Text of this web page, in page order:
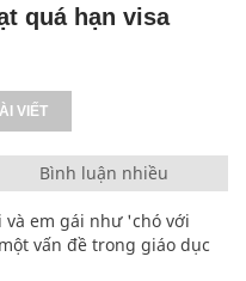
quá hạn visa
VIẾT
Bình luận nhiều
em gái như 'chó với
vấn đề trong giáo dục